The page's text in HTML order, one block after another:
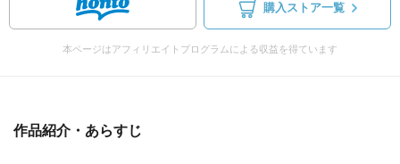
購入ストア一覧
本ページはアフィリエイトプログラムによる収益を得ています
作品紹介・あらすじ